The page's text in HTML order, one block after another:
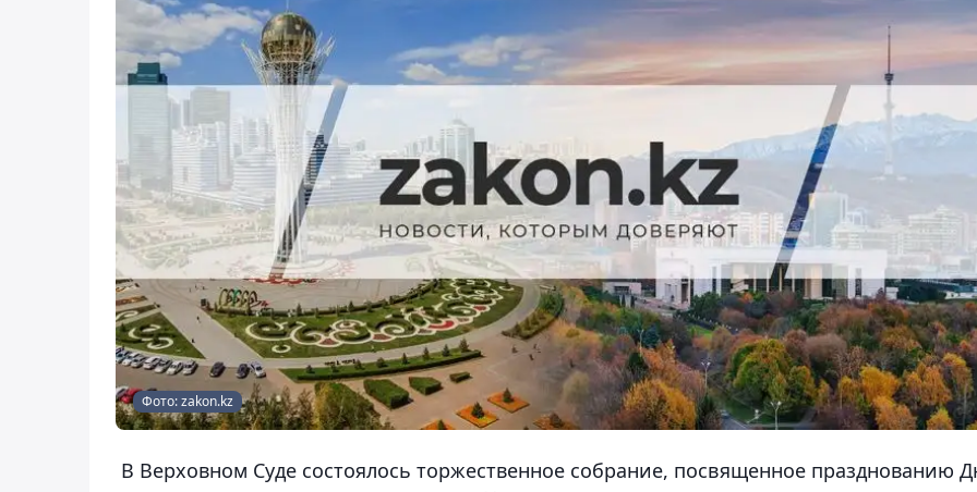
Фото: zakon.kz
В Верховном Суде состоялось торжественное собрание, посвященное празднованию